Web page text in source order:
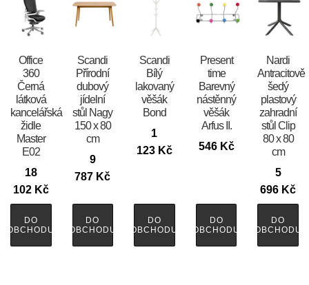
Office
360
Černá
látková
kancelářská
židle
Master
E02
18
102 Kč
DO
OBCHODU
Scandi
Přírodní
dubový
jídelní
stůl Nagy
150 x 80
cm
9
787 Kč
DO
OBCHODU
Scandi
Bílý
lakovaný
věšák
Bond
1
123 Kč
DO
OBCHODU
Present
time
Barevný
nástěnný
věšák
Arfus II.
546 Kč
DO
OBCHODU
Nardi
Antracitově
šedý
plastový
zahradní
stůl Clip
80 x 80
cm
5
696 Kč
DO
OBCHODU